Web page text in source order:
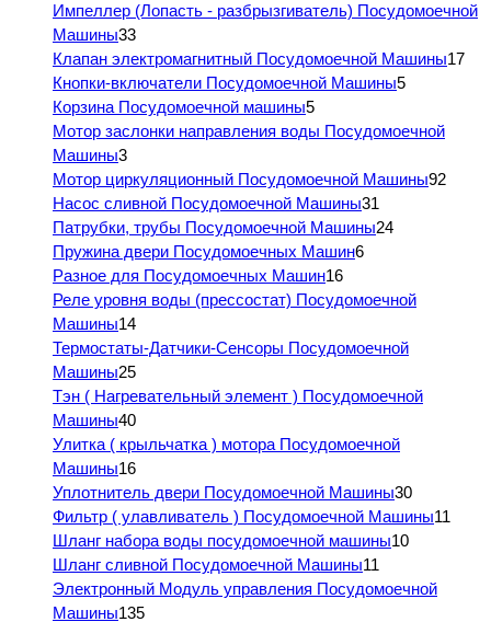
Импеллер (Лопасть - разбрызгиватель) Посудомоечной
Машины33
Клапан электромагнитный Посудомоечной Машины17
Кнопки-включатели Посудомоечной Машины5
Корзина Посудомоечной машины5
Мотор заслонки направления воды Посудомоечной
Машины3
Мотор циркуляционный Посудомоечной Машины92
Насос сливной Посудомоечной Машины31
Патрубки, трубы Посудомоечной Машины24
Пружина двери Посудомоечных Машин6
Разное для Посудомоечных Машин16
Реле уровня воды (прессостат) Посудомоечной
Машины14
Термостаты-Датчики-Сенсоры Посудомоечной
Машины25
Тэн ( Нагревательный элемент ) Посудомоечной
Машины40
Улитка ( крыльчатка ) мотора Посудомоечной
Машины16
Уплотнитель двери Посудомоечной Машины30
Фильтр ( улавливатель ) Посудомоечной Машины11
Шланг набора воды посудомоечной машины10
Шланг сливной Посудомоечной Машины11
Электронный Модуль управления Посудомоечной
Машины135